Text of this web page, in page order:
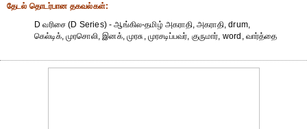
தேட‌ல் தொட‌ர்பான தகவ‌ல்க‌ள்:
D வரிசை (D Series) - ஆங்கில-தமிழ் அகராதி, அகராதி, drum,
கெல்டிக், முரசொலி, இனக், முரசு, முரசடிப்பவர், குருமார், word, வார்த்தை